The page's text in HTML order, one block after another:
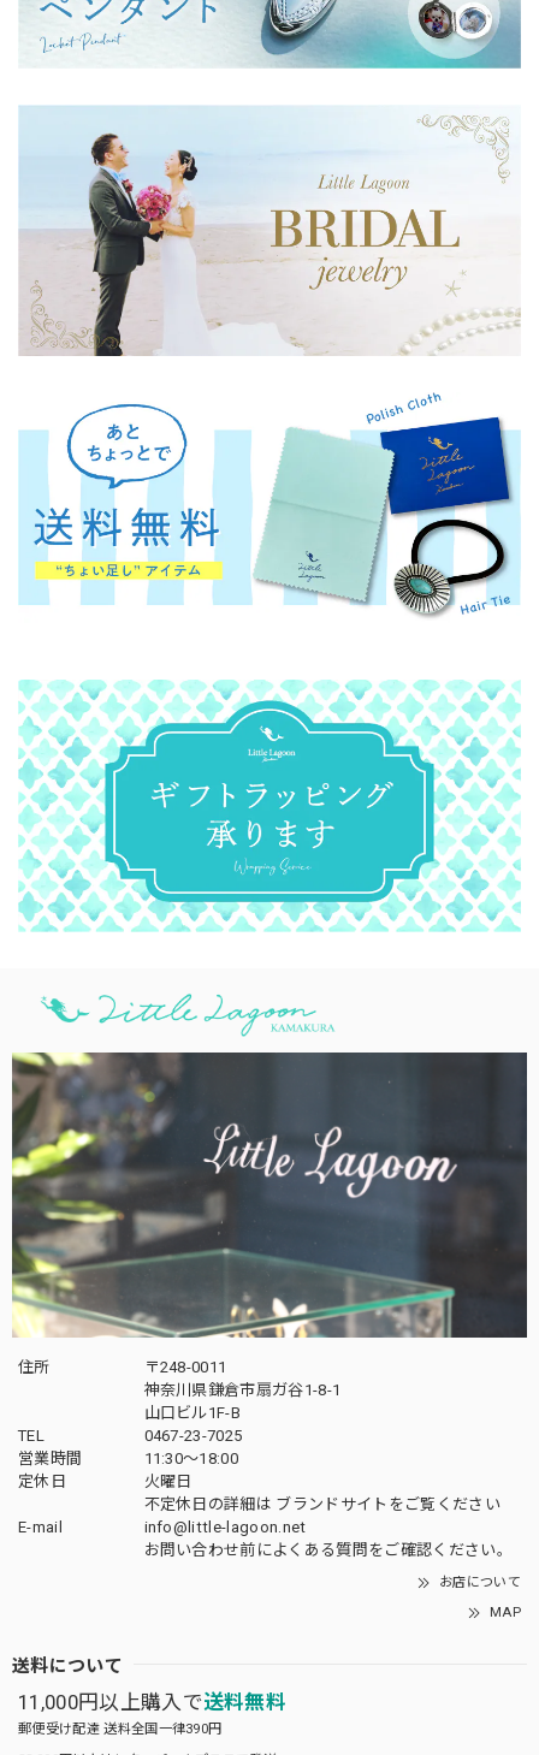
住所
〒248-0011
神奈川県鎌倉市扇ガ谷1-8-1
山口ビル1F-B
TEL
0467-23-7025
営業時間
11:30～18:00
定休日
火曜日
不定休日の詳細は ブランドサイト をご覧ください
E-mail
info@little-lagoon.net
お問い合わせ前によくある質問をご確認ください。
お店について
MAP
送料について
11,000円以上購入で送料無料
郵便受け配達 送料全国一律390円